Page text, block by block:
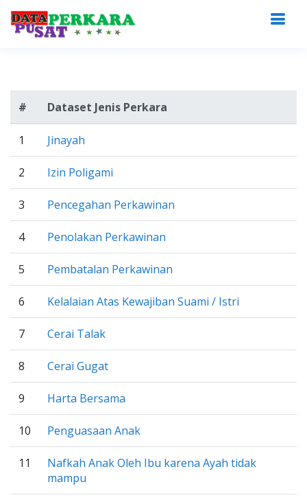
# Dataset Jenis Perkara
1 Jinayah
2 Izin Poligami
3 Pencegahan Perkawinan
4 Penolakan Perkawinan
5 Pembatalan Perkawinan
6 Kelalaian Atas Kewajiban Suami / Istri
7 Cerai Talak
8 Cerai Gugat
9 Harta Bersama
10 Penguasaan Anak
11
Nafkah Anak Oleh Ibu karena Ayah tidak
mampu